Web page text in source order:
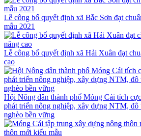
Lễ công bố quyết định xã Bắc Sơn đạt
mẫu 2021
Lễ công bố quyết định xã Hải Xuân đạt
cao
Hội Nông dân thành phố Móng Cái tích
phát triển nông nghiệp, xây dựng NTM, đô
nghèo bền vững